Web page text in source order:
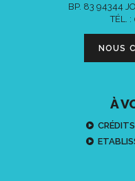
BP. 83 94344
TÉL. :
NOUS
À
CRÉDITS